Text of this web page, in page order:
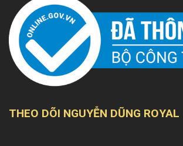
THEO DÕI NGUYỄN DŨNG ROYAL